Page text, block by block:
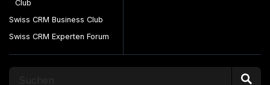
Club
Swiss CRM Business Club
Swiss CRM Experten Forum